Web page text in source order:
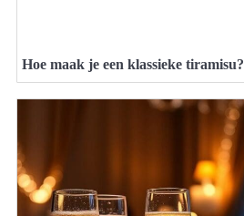
Hoe maak je een klassieke tiramisu?